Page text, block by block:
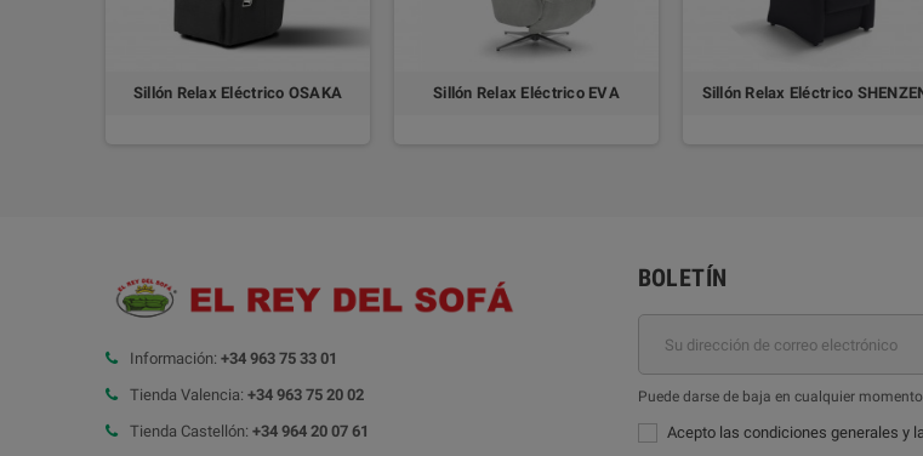
Sillón Relax Eléctrico OSAKA Sillón Relax Eléctrico EVA Sillón Relax Eléctrico
Información: +34 963 75 33 01
Tienda Valencia: +34 963 75 20 02
Tienda Castellón: +34 964 20 07 61
BOLETÍN
Puede darse de baja en cualquier
Acepto las condiciones generales y